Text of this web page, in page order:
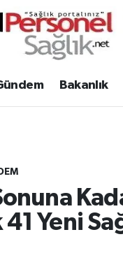
Bakanlık
41 Yeni
Haberleri